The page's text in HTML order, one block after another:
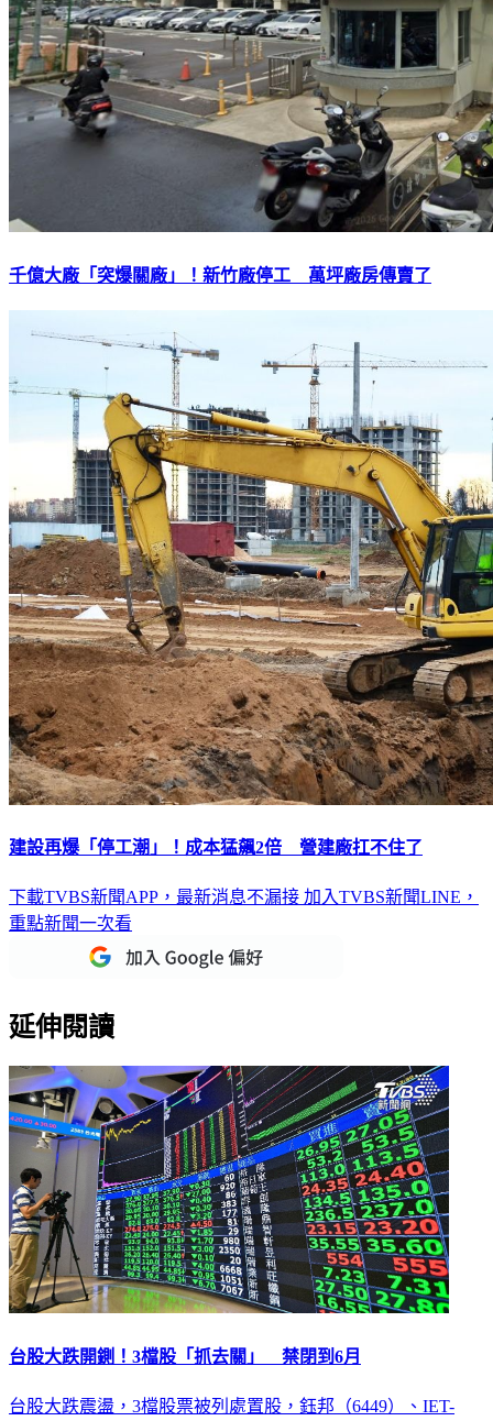
千億大廠「突爆關廠」！新竹廠停工 萬坪廠房傳賣了
建設再爆「停工潮」！成本猛飆2倍 營建廠扛不住了
下載TVBS新聞APP，最新消息不漏接 加入TVBS新聞LINE，
重點新聞一次看
延伸閱讀
台股大跌開鍘！3檔股「抓去關」 禁閉到6月
台股大跌震盪，3檔股票被列處置股，鈺邦（6449）、IET-